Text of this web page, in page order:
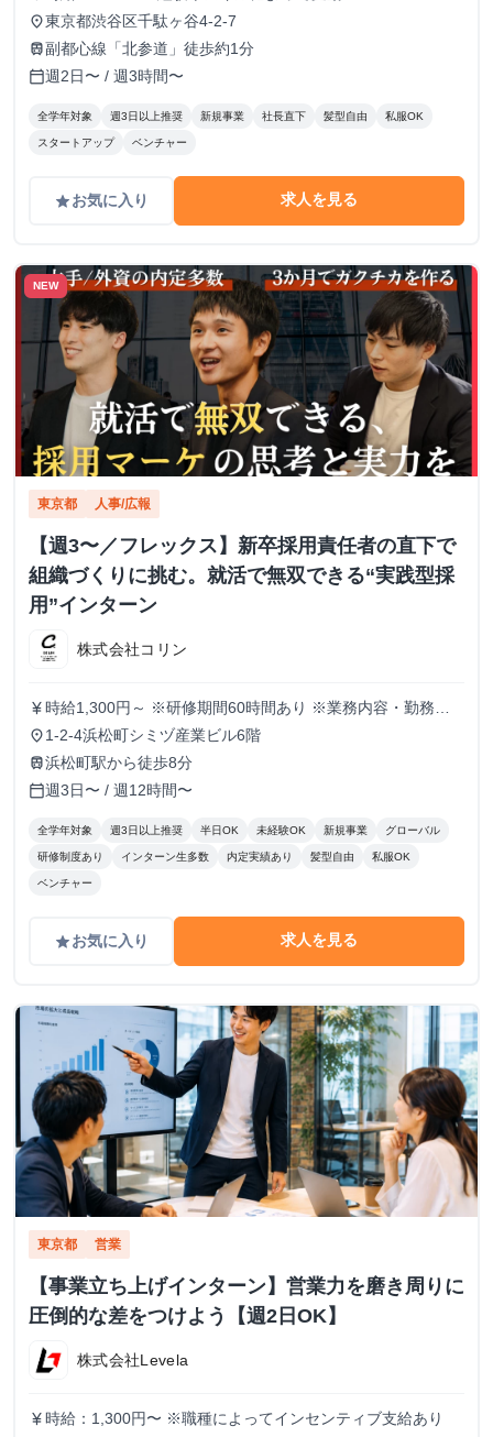
place東京都渋谷区千駄ヶ谷4-2-7
train副都心線「北参道」徒歩約1分
calendar_today週2日〜 / 週3時間〜
全学年対象 週3日以上推奨 新規事業 社長直下 髪型自由 私服OK
スタートアップ ベンチャー
gradeお気に入り 求人を見る
NEW
東京都 人事/広報
【週3〜／フレックス】新卒採用責任者の直下で
組織づくりに挑む。就活で無双できる“実践型採
用”インターン
株式会社コリン
currency_yen 時給1,300円～ ※研修期間60時間あり ※業務内容・勤務状
況により決定
place 1-2-4浜松町シミヅ産業ビル6階
train浜松町駅から徒歩8分
calendar_today週3日〜 / 週12時間〜
全学年対象 週3日以上推奨 半日OK 未経験OK 新規事業 グローバル
研修制度あり インターン生多数 内定実績あり 髪型自由 私服OK
ベンチャー
gradeお気に入り 求人を見る
東京都 営業
【事業立ち上げインターン】営業力を磨き周りに
圧倒的な差をつけよう【週2日OK】
株式会社Levela
currency_yen 時給：1,300円〜 ※職種によってインセンティブ支給あり